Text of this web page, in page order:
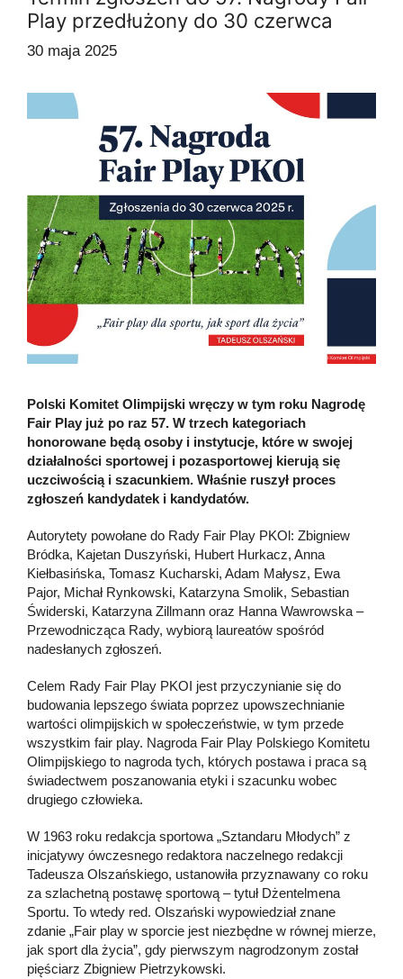
Play przedłużony do 30 czerwca
30 maja 2025
Polski Komitet Olimpijski wręczy w tym roku Nagrodę
Fair Play już po raz 57. W trzech kategoriach
honorowane będą osoby i instytucje, które w swojej
działalności sportowej i pozasportowej kierują się
uczciwością i szacunkiem. Właśnie ruszył proces
zgłoszeń kandydatek i kandydatów.
Autorytety powołane do Rady Fair Play PKOl: Zbigniew
Bródka, Kajetan Duszyński, Hubert Hurkacz, Anna
Kiełbasińska, Tomasz Kucharski, Adam Małysz, Ewa
Pajor, Michał Rynkowski, Katarzyna Smolik, Sebastian
Świderski, Katarzyna Zillmann oraz Hanna Wawrowska –
Przewodnicząca Rady, wybiorą laureatów spośród
nadesłanych zgłoszeń.
Celem Rady Fair Play PKOI jest przyczynianie się do
budowania lepszego świata poprzez upowszechnianie
wartości olimpijskich w społeczeństwie, w tym przede
wszystkim fair play. Nagroda Fair Play Polskiego Komitetu
Olimpijskiego to nagroda tych, których postawa i praca są
świadectwem poszanowania etyki i szacunku wobec
drugiego człowieka.
W 1963 roku redakcja sportowa „Sztandaru Młodych” z
inicjatywy ówczesnego redaktora naczelnego redakcji
Tadeusza Olszańskiego, ustanowiła przyznawany co roku
za szlachetną postawę sportową – tytuł Dżentelmena
Sportu. To wtedy red. Olszański wypowiedział znane
zdanie „Fair play w sporcie jest niezbędne w równej mierze,
jak sport dla życia”, gdy pierwszym nagrodzonym został
pięściarz Zbigniew Pietrzykowski.